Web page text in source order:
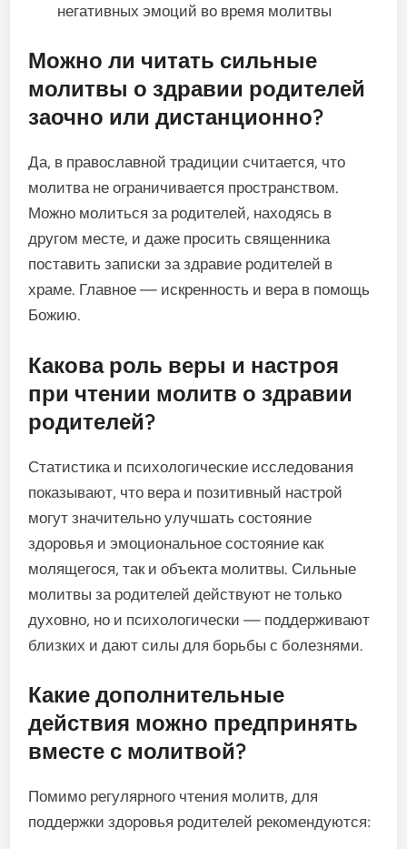
негативных эмоций во время молитвы
Можно ли читать сильные
молитвы о здравии родителей
заочно или дистанционно?
Да, в православной традиции считается, что
молитва не ограничивается пространством.
Можно молиться за родителей, находясь в
другом месте, и даже просить священника
поставить записки за здравие родителей в
храме. Главное — искренность и вера в помощь
Божию.
Какова роль веры и настроя
при чтении молитв о здравии
родителей?
Статистика и психологические исследования
показывают, что вера и позитивный настрой
могут значительно улучшать состояние
здоровья и эмоциональное состояние как
молящегося, так и объекта молитвы. Сильные
молитвы за родителей действуют не только
духовно, но и психологически — поддерживают
близких и дают силы для борьбы с болезнями.
Какие дополнительные
действия можно предпринять
вместе с молитвой?
Помимо регулярного чтения молитв, для
поддержки здоровья родителей рекомендуются: